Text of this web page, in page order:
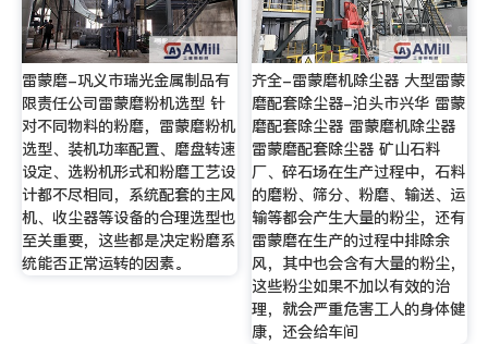
雷蒙磨-巩义市瑞光金属制品有
限责任公司雷蒙磨粉机选型 针
对不同物料的粉磨，雷蒙磨粉机
选型、装机功率配置、磨盘转速
设定、选粉机形式和粉磨工艺设
计都不尽相同，系统配套的主风
机、收尘器等设备的合理选型也
至关重要，这些都是决定粉磨系
统能否正常运转的因素。
齐全-雷蒙磨机除尘器 大型雷蒙
磨配套除尘器-泊头市兴华 雷蒙
磨配套除尘器 雷蒙磨机除尘器
雷蒙磨配套除尘器 矿山石料
厂、碎石场在生产过程中，石料
的磨粉、筛分、粉磨、输送、运
输等都会产生大量的粉尘，还有
雷蒙磨在生产的过程中排除余
风，其中也会含有大量的粉尘，
这些粉尘如果不加以有效的治
理，就会严重危害工人的身体健
康，还会给车间